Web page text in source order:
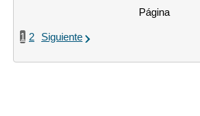
Página
1 2 Siguiente